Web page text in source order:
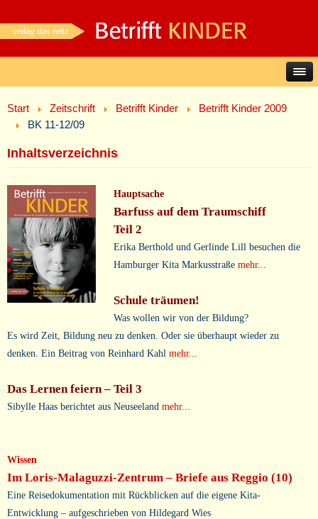
Start Zeitschrift Betrifft Kinder
Betrifft Kinder 2009
BK 11-12/09
Inhaltsverzeichnis
Hauptsache
Barfuss auf dem Traumschiff
Teil 2
Erika Berthold und Gerlinde Lill besuchen die
Hamburger Kita Markusstraße mehr...
Schule träumen!
Was wollen wir von der Bildung?
Es wird Zeit, Bildung neu zu denken. Oder sie überhaupt wieder zu
denken. Ein Beitrag von Reinhard Kahl mehr...
Das Lernen feiern – Teil 3
Sibylle Haas berichtet aus Neuseeland mehr...
Wissen
Im Loris-Malaguzzi-Zentrum – Briefe aus Reggio (10)
Eine Reisedokumentation mit Rückblicken auf die eigene Kita-
Entwicklung – aufgeschrieben von Hildegard Wies